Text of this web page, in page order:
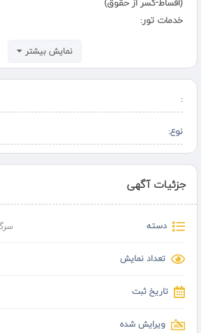
خدمات تور:
صبحانه
نمایش بیشتر
:
نوع:
جزئیات آگهی
دسته
تعداد نمایش
تاریخ ثبت
ویرایش شده